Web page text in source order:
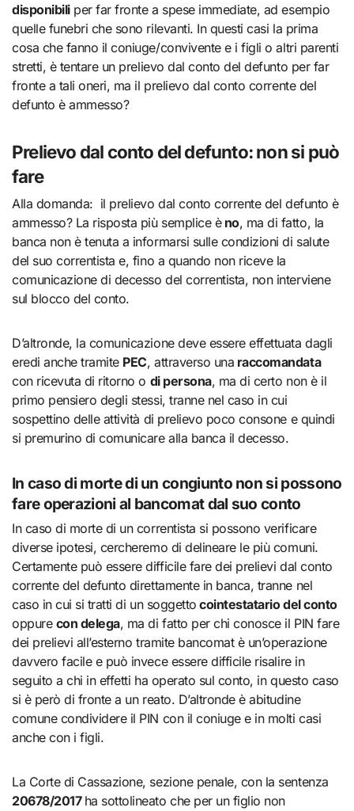
disponibiliper far fronte a spese immediate, ad esempio
quelle funebri che sono rilevanti. In questi casi la prima
cosa che fanno il coniuge/convivente e i figli o altri parenti
stretti, è tentare un prelievo dal conto del defunto per far
fronte a tali oneri, ma il prelievo dal conto corrente del
defunto è ammesso?
Prelievo dal conto del defunto: non si può
fare
Alla domanda: il prelievo dal conto corrente del defunto è
ammesso? La risposta più semplice èno, ma di fatto, la
banca non è tenuta a informarsi sulle condizioni di salute
del suo correntista e, fino a quando non riceve la
comunicazione di decesso del correntista, non interviene
sul blocco del conto.
D’altronde, la comunicazione deve essere effettuata dagli
eredi anche tramite PEC, attraverso una raccomandata
con ricevuta di ritorno o di persona, ma di certo non è il
primo pensiero degli stessi, tranne nel caso in cui
sospettino delle attività di prelievo poco consone e quindi
si premurino di comunicare alla banca il decesso.
In caso di morte di un congiunto non si possono
fare operazioni al bancomat dal suo conto
In caso di morte di un correntista si possono verificare
diverse ipotesi, cercheremo di delineare le più comuni.
Certamente può essere difficile fare dei prelievi dal conto
corrente del defunto direttamente in banca, tranne nel
caso in cui si tratti di un soggetto cointestatario del conto
oppure con delega, ma di fatto per chi conosce il PIN fare
dei prelievi all’esterno tramite bancomat è un’operazione
davvero facile e può invece essere difficile risalire in
seguito a chi in effetti ha operato sul conto, in questo caso
si è però di fronte a un reato. D’altronde è abitudine
comune condividere il PIN con il coniuge e in molti casi
anche con i figli.
La Corte di Cassazione, sezione penale, con la sentenza
20678/2017 ha sottolineato che per un figlio non